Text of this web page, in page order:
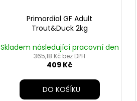
Primordial GF Adult
Trout&Duck 2kg
Skladem následující pracovní den
365,18 Kč bez DPH
409 Kč
DO KOŠÍKU